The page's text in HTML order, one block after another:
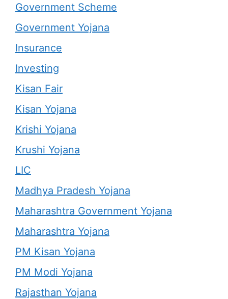
Government Scheme
Government Yojana
Insurance
Investing
Kisan Fair
Kisan Yojana
Krishi Yojana
Krushi Yojana
LIC
Madhya Pradesh Yojana
Maharashtra Government Yojana
Maharashtra Yojana
PM Kisan Yojana
PM Modi Yojana
Rajasthan Yojana